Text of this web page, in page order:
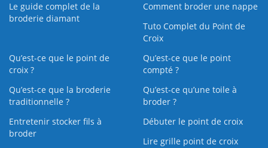
Le guide complet de la
broderie diamant
Comment broder une nappe
Tuto Complet du Point de
Croix
Qu’est-ce que le point de
croix ?
Qu’est-ce que le point
compté ?
Qu’est-ce que la broderie
traditionnelle ?
Qu’est‑ce qu’une toile à
broder ?
Entretenir stocker fils à
broder
Débuter le point de croix
Lire grille point de croix